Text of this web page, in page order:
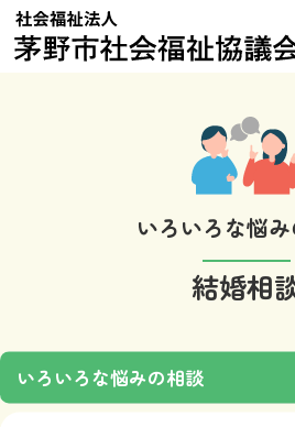
Skip
to
いろいろな悩
結婚相
いろいろな悩みの相談